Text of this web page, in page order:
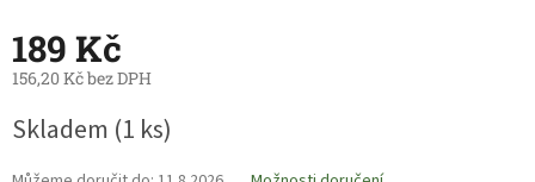
189 Kč
156,20 Kč bez DPH
cena:
Skladem (1 ks)